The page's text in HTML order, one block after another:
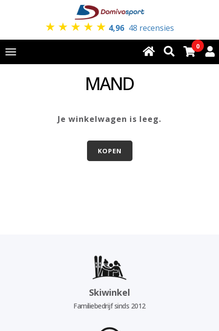
★ ★ ★ ★ ★ 4,96 48 recensies
Toggle
navigation
0
MAND
Je winkelwagen is leeg.
KOPEN
Skiwinkel
Familiebedrijf sinds 2012